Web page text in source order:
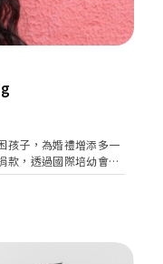
孩子，為婚禮增添多一
款，透過國際培幼會幫
賓客致送一張婚禮心意